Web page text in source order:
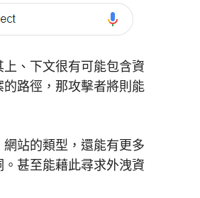
、下文很有可能包含資
路徑，那攻擊者將則能
站的類型，還能有更多
甚至能藉此尋求外洩資